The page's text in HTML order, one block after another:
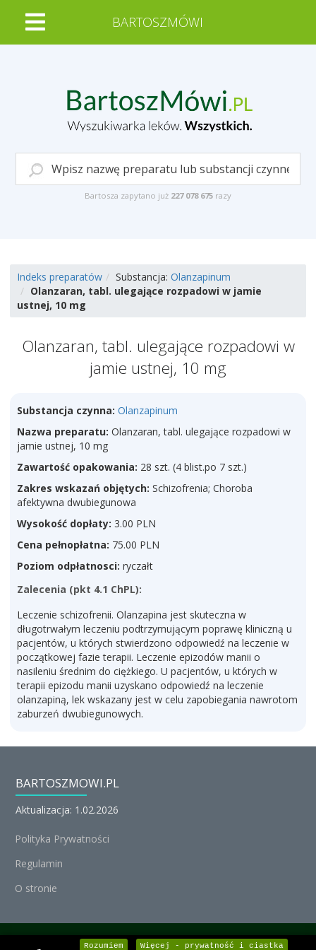
BARTOSZMÓWI
Bartosza zapytano już 227 078 675 razy
Indeks preparatów Substancja: Olanzapinum
Olanzaran, tabl. ulegające rozpadowi w jamie
ustnej, 10 mg
Olanzaran, tabl. ulegające rozpadowi w
jamie ustnej, 10 mg
Substancja czynna: Olanzapinum
Nazwa preparatu: Olanzaran, tabl. ulegające rozpadowi w
jamie ustnej, 10 mg
Zawartość opakowania: 28 szt. (4 blist.po 7 szt.)
Zakres wskazań objętych: Schizofrenia; Choroba
afektywna dwubiegunowa
Wysokość dopłaty: 3.00 PLN
Cena pełnopłatna: 75.00 PLN
Poziom odpłatnosci: ryczałt
Zalecenia (pkt 4.1 ChPL):
Leczenie schizofrenii. Olanzapina jest skuteczna w
długotrwałym leczeniu podtrzymującym poprawę kliniczną u
pacjentów, u których stwierdzono odpowiedź na leczenie w
początkowej fazie terapii. Leczenie epizodów manii o
nasileniu średnim do ciężkiego. U pacjentów, u których w
terapii epizodu manii uzyskano odpowiedź na leczenie
olanzapiną, lek wskazany jest w celu zapobiegania nawrotom
zaburzeń dwubiegunowych.
BARTOSZMOWI.PL
Aktualizacja: 1.02.2026
Polityka Prywatności
Regulamin
O stronie
© Michał Nedoszytko 2026, Wszystkie prawa zastrzeżone.
Rozumiem Więcej - prywatność i ciastka